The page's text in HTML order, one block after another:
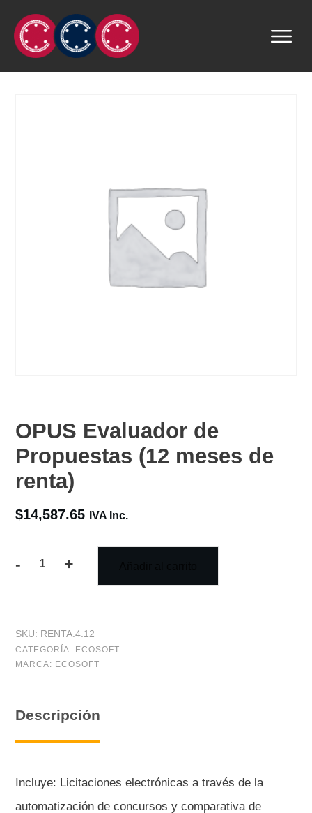
OPUS Evaluador de
Propuestas (12 meses de
renta)
$14,587.65 IVA Inc.
-
Propuestas
(12
de
renta)
+
SKU: RENTA.4.12
CATEGORÍA: ECOSOFT
MARCA: ECOSOFT
Descripción
Incluye: Licitaciones electrónicas a través de la
automatización de concursos y comparativa de